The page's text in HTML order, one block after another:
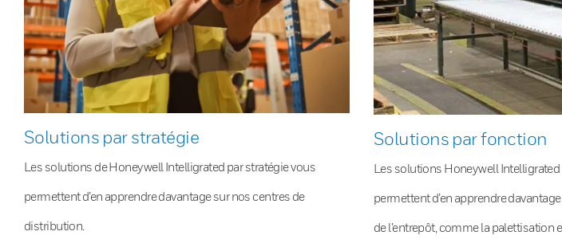
Solutions par stratégie
Les solutions de Honeywell Intelligrated par stratégie vous
permettent d’en apprendre davantage sur nos centres de
distribution.
Solutions par fonction
Les solutions Honeywell
permettent d’en apprendre
de l’entrepôt, comme la palettisation